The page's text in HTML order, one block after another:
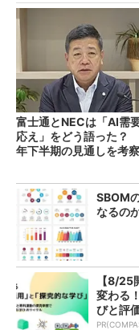
富士通とNECは「AI需
応え」をどう語った
年下半期の見通しを考察
SBOM
なるの
【8/25
変わる
びと評